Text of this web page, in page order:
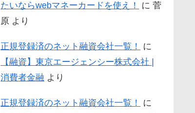
たいならwebマネーカードを使え！
に 菅
原 より
正規登録済のネット融資会社一覧！
に
【融資】東京エージェンシー株式会社 |
消費者金融 より
正規登録済のネット融資会社一覧！
に